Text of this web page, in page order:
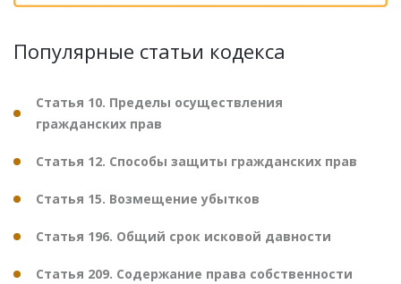
Популярные статьи кодекса
Статья 10. Пределы осуществления
гражданских прав
Статья 12. Способы защиты гражданских прав
Статья 15. Возмещение убытков
Статья 196. Общий срок исковой давности
Статья 209. Содержание права собственности